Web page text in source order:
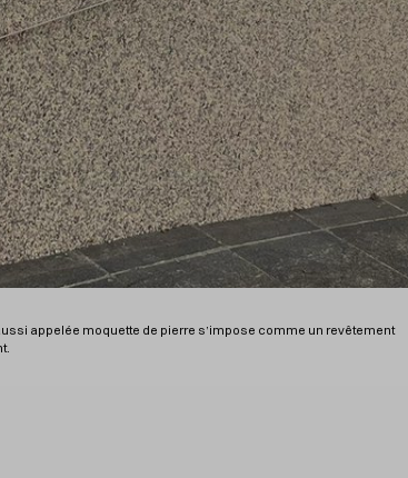
appelée moquette de pierre s’impose comme un revêtement